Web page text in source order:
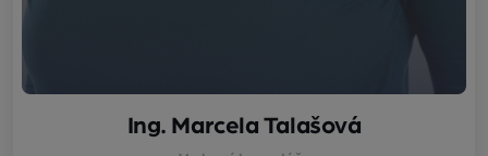
Ing. Marcela Talašová